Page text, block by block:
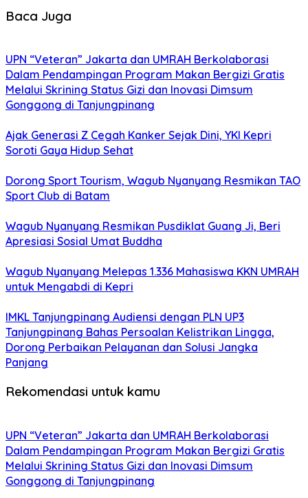
Baca Juga
UPN “Veteran” Jakarta dan UMRAH Berkolaborasi
Dalam Pendampingan Program Makan Bergizi Gratis
Melalui Skrining Status Gizi dan Inovasi Dimsum
Gonggong di Tanjungpinang
Ajak Generasi Z Cegah Kanker Sejak Dini, YKI Kepri
Soroti Gaya Hidup Sehat
Dorong Sport Tourism, Wagub Nyanyang Resmikan TAO
Sport Club di Batam
Wagub Nyanyang Resmikan Pusdiklat Guang Ji, Beri
Apresiasi Sosial Umat Buddha
Wagub Nyanyang Melepas 1.336 Mahasiswa KKN UMRAH
untuk Mengabdi di Kepri
IMKL Tanjungpinang Audiensi dengan PLN UP3
Tanjungpinang Bahas Persoalan Kelistrikan Lingga,
Dorong Perbaikan Pelayanan dan Solusi Jangka
Panjang
Rekomendasi untuk kamu
UPN “Veteran” Jakarta dan UMRAH Berkolaborasi
Dalam Pendampingan Program Makan Bergizi Gratis
Melalui Skrining Status Gizi dan Inovasi Dimsum
Gonggong di Tanjungpinang